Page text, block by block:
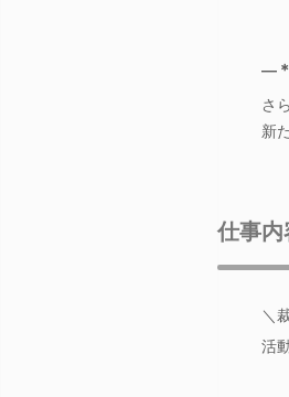
―
さ
新
仕事内
＼
活